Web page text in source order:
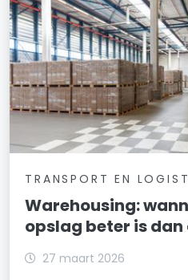
TRANSPORT EN
Warehousing:
opslag beter is
27 maart 2026